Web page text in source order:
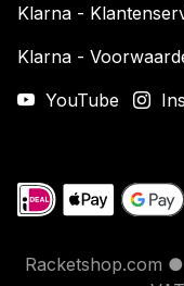
Klarna -
Klarna -
YouTube
Racketshop.com ●